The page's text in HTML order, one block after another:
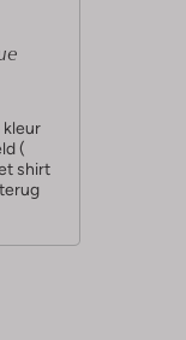
kleur
(
shirt